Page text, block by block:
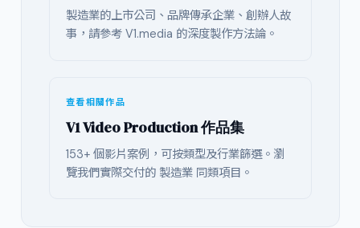
製造業的上市公司、品牌傳承企業、創辦人故
事，請參考 V1.media 的深度製作方法論。
查看相關作品
V1 Video Production 作品集
153+ 個影片案例，可按類型及行業篩選。瀏
覽我們實際交付的 製造業 同類項目。